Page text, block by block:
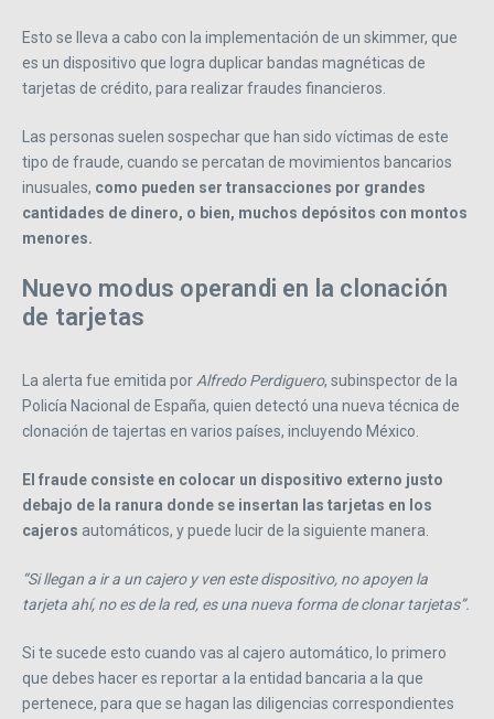
Esto se lleva a cabo con la implementación de un skimmer, que
es un dispositivo que logra duplicar bandas magnéticas de
tarjetas de crédito, para realizar fraudes financieros.
Las personas suelen sospechar que han sido víctimas de este
tipo de fraude, cuando se percatan de movimientos bancarios
inusuales, como pueden ser transacciones por grandes
cantidades de dinero, o bien, muchos depósitos con montos
menores.
Nuevo modus operandi en la clonación
de tarjetas
La alerta fue emitida porAlfredo Perdiguero, subinspector de la
Policía Nacional de España, quien detectó una nueva técnica de
clonación de tajertas en varios países, incluyendo México.
El fraude consiste en colocar un dispositivo externo justo
debajo de la ranura donde se insertan las tarjetas en los
cajeros automáticos, y puede lucir de la siguiente manera.
“Si llegan a ir a un cajero y ven este dispositivo, no apoyen la
tarjeta ahí, no es de la red, es una nueva forma de clonar tarjetas”.
Si te sucede esto cuando vas al cajero automático, lo primero
que debes hacer es reportar a la entidad bancaria a la que
pertenece, para que se hagan las diligencias correspondientes